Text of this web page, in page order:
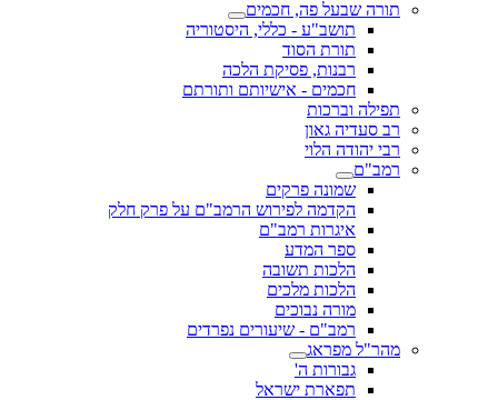
תורה שבעל פה, חכמים
תושב"ע - כללי, היסטוריה
תורת הסוד
רבנות, פסיקת הלכה
חכמים - אישיותם ותורתם
תפילה וברכות
רב סעדיה גאון
רבי יהודה הלוי
רמב"ם
שמונה פרקים
הקדמה לפירוש הרמב"ם על פרק חלק
איגרות רמב"ם
ספר המדע
הלכות תשובה
הלכות מלכים
מורה נבוכים
רמב"ם - שיעורים נפרדים
מהר"ל מפראג
גבורות ה'
תפארת ישראל